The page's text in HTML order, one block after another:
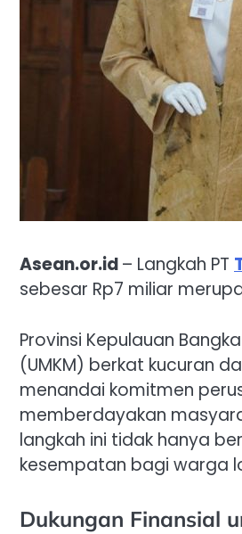
Asean.or.id– Langkah PT
sebesar Rp7 miliar
Provinsi Kepulauan
(UMKM) berkat kucuran
menandai komitmen
memberdayakan
langkah ini tidak hanya
kesempatan bagi warga
Dukungan Finansial